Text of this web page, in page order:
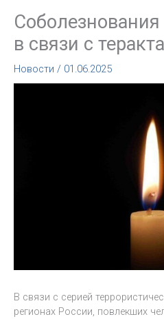
в связи с
Новости / 01.06.2025
В связи с серией
регионах России, повлекших